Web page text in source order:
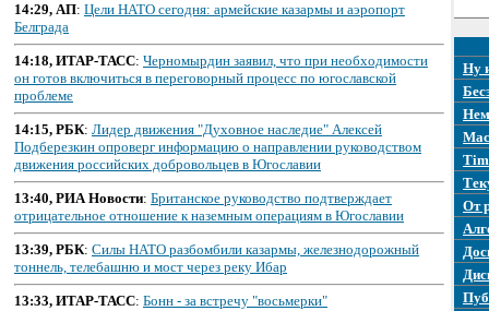
14:29, АП: Цели НАТО сегодня: армейские казармы и аэропорт
Белграда
14:18, ИТАР-ТАСС: Черномырдин заявил, что при необходимости
он готов включиться в переговорный процесс по югославской
проблеме
14:15, РБК: Лидер движения "Духовное наследие" Алексей
Подберезкин опроверг информацию о направлении руководством
движения российских добровольцев в Югославии
13:40, РИА Новости: Британское руководство подтверждает
отрицательное отношение к наземным операциям в Югославии
13:39, РБК: Силы НАТО разбомбили казармы, железнодорожный
тоннель, телебашню и мост через реку Ибар
13:33, ИТАР-ТАСС: Бонн - за встречу "восьмерки"
Ну
От